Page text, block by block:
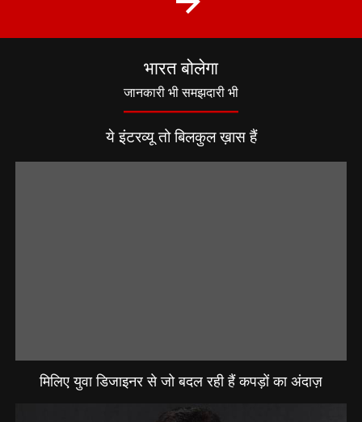
भारत बोलेगा
जानकारी भी समझदारी भी
ये इंटरव्यू तो बिलकुल ख़ास हैं
मिलिए युवा डिजाइनर से जो बदल रही हैं कपड़ों का अंदाज़